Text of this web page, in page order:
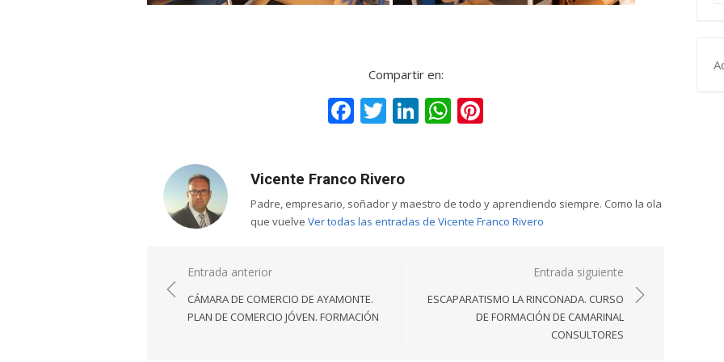
Compartir en:
Facebook
Twitter
LinkedIn
WhatsApp
Vicente Franco Rivero
Padre, empresario, soñador y maestro de todo y aprendiendo siempre. Como la ola
que vuelve Ver todas las entradas de Vicente Franco Rivero
Navegación
de
entradas
Entrada anterior
CÁMARA DE COMERCIO DE AYAMONTE.
PLAN DE COMERCIO JÓVEN. FORMACIÓN
Entrada siguiente
ESCAPARATISMO LA RINCONADA. CURSO
DE FORMACIÓN DE CAMARINAL
CONSULTORES